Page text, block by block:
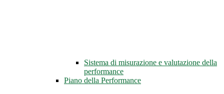
Sistema di misurazione e valutazione della
performance
Piano della Performance